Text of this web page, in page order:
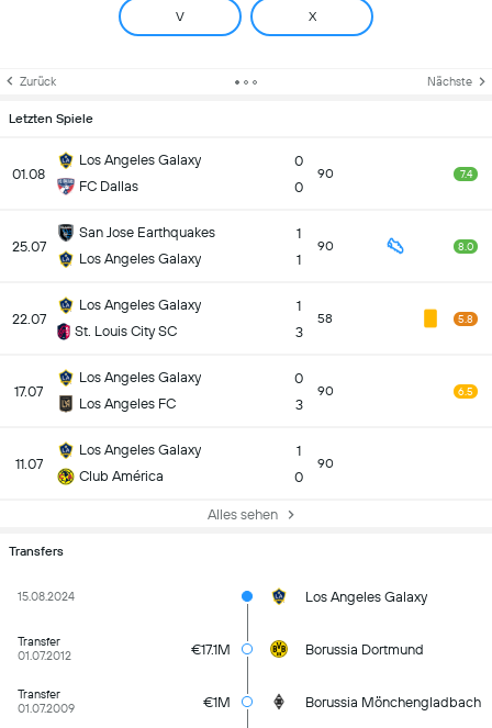
V X
Zurück Nächste
Letzten Spiele
01.08
Los Angeles Galaxy
FC Dallas
0
0
90 7.4
25.07
San Jose Earthquakes
Los Angeles Galaxy
1
1
90 8.0
22.07
Los Angeles Galaxy
St. Louis City SC
1
3
58 5.8
17.07
Los Angeles Galaxy
Los Angeles FC
0
3
90 6.5
11.07
Los Angeles Galaxy
Club América
1
0
90
Alles sehen
Transfers
15.08.2024 Los Angeles Galaxy
Transfer
01.07.2012
€17.1M Borussia Dortmund
Transfer
01.07.2009
€1M Borussia Mönchengladbach